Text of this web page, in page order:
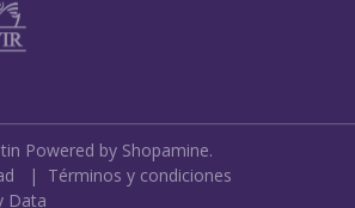
Powered by Shopamine.
| Términos y condiciones
Data